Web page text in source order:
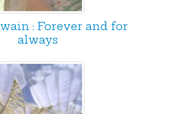
: Forever and for
always